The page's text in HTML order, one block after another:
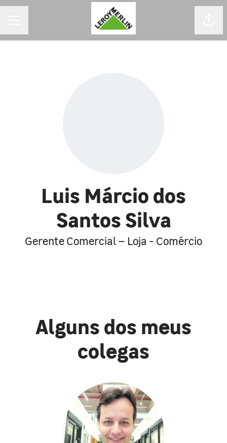
Luis Márcio dos
Santos Silva
Gerente Comercial – Loja - Comércio
Alguns dos meus
colegas